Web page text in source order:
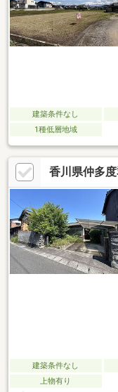
建築条件なし
1種低層地域
香川県仲多
建築条件なし
上物有り